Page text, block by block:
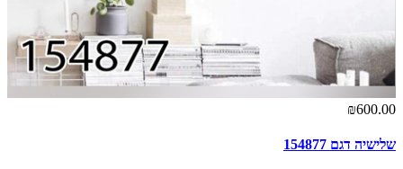
₪600.00
שלישיה דגם 154877